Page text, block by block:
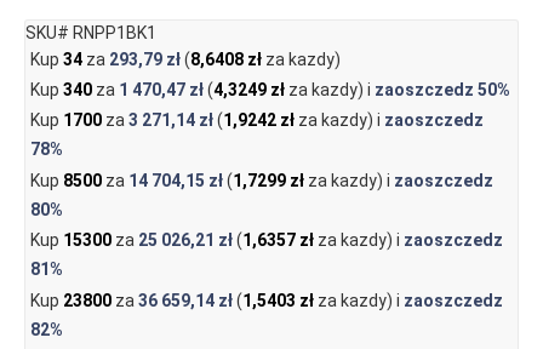
SKU# RNPP1BK1
Kup 34za 293,79 zł(8,6408 złza kazdy)
Kup 340za 1 470,47 zł(4,3249 złza kazdy) i zaoszczedz 50%
Kup 1700za3 271,14 zł(1,9242 złza kazdy) i zaoszczedz
78%
Kup 8500za 14 704,15 zł(1,7299 złza kazdy) i zaoszczedz
80%
Kup 15300za 25 026,21 zł(1,6357 złza kazdy) i zaoszczedz
81%
Kup 23800za 36 659,14 zł(1,5403 złza kazdy) i zaoszczedz
82%